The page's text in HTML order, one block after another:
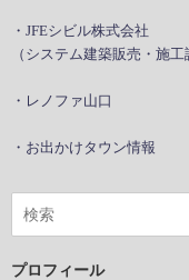
・JFEシビル株式会社
（システム建築販売・施工
・レノファ山口
・お出かけタウン情報
プロフィール